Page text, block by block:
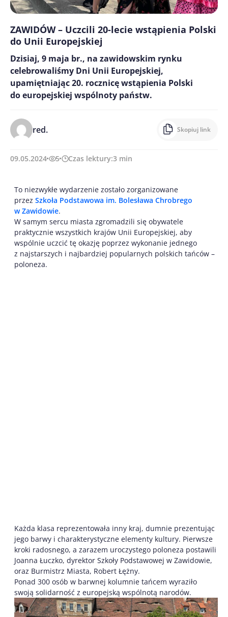
ZAWIDÓW – Uczcili 20-lecie wstąpienia Polski
do Unii Europejskiej
Dzisiaj, 9 maja br., na zawidowskim rynku
celebrowaliśmy Dni Unii Europejskiej,
upamiętniając 20. rocznicę wstąpienia Polski
do europejskiej wspólnoty państw.
red. Skopiuj link
09.05.2024 5 Czas lektury:3 min
To niezwykłe wydarzenie zostało zorganizowane
przez Szkoła Podstawowa im. Bolesława Chrobrego
w Zawidowie.
W samym sercu miasta zgromadzili się obywatele
praktycznie wszystkich krajów Unii Europejskiej, aby
wspólnie uczcić tę okazję poprzez wykonanie jednego
z najstarszych i najbardziej popularnych polskich tańców –
poloneza.
Każda klasa reprezentowała inny kraj, dumnie prezentując
jego barwy i charakterystyczne elementy kultury. Pierwsze
kroki radosnego, a zarazem uroczystego poloneza postawili
Joanna Łuczko, dyrektor Szkoły Podstawowej w Zawidowie,
oraz Burmistrz Miasta, Robert Łężny.
Ponad 300 osób w barwnej kolumnie tańcem wyraziło
swoją solidarność z europejską wspólnotą narodów.